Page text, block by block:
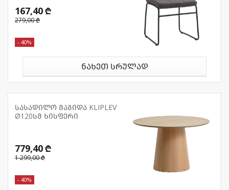
167,40 ₾
279,00 ₾
- 40%
ნახეთ სრულად
სასადილო მაგიდა KLIPLEV
Ø120სმ ხისფერი
779,40 ₾
1 299,00 ₾
- 40%